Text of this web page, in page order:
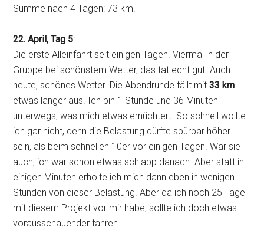
Summe nach 4 Tagen: 73 km.
22. April, Tag 5:
Die erste Alleinfahrt seit einigen Tagen. Viermal in der
Gruppe bei schönstem Wetter, das tat echt gut. Auch
heute, schönes Wetter. Die Abendrunde fällt mit33 km
etwas länger aus. Ich bin 1 Stunde und 36 Minuten
unterwegs, was mich etwas ernüchtert. So schnell wollte
ich gar nicht, denn die Belastung dürfte spürbar höher
sein, als beim schnellen 10er vor einigen Tagen. War sie
auch, ich war schon etwas schlapp danach. Aber statt in
einigen Minuten erholte ich mich dann eben in wenigen
Stunden von dieser Belastung. Aber da ich noch 25 Tage
mit diesem Projekt vor mir habe, sollte ich doch etwas
vorausschauender fahren.